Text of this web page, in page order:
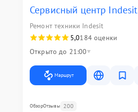
Сервисный центр Indesit
Ремонт техники Indesit
5,0184 оценки
Открыто до 21:00
Маршрут
ОбзорОтзывы 200